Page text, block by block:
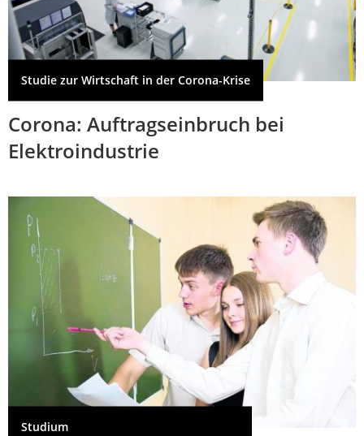
Studie zur Wirtschaft in der Corona-Krise
Corona: Auftragseinbruch bei
Elektroindustrie
Studium